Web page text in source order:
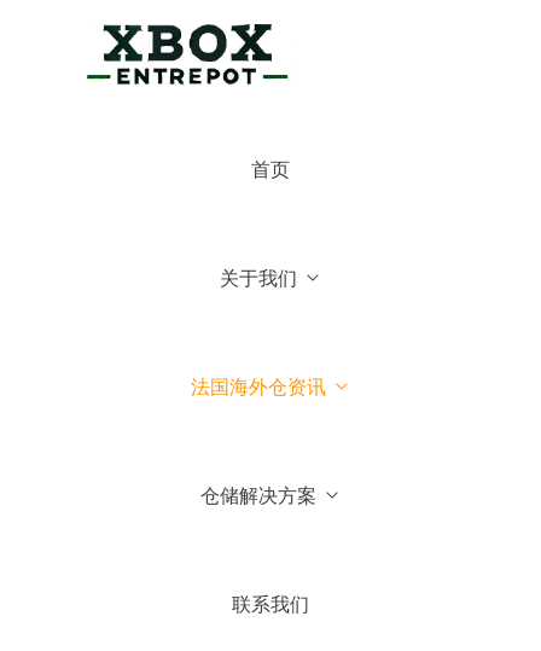
首页
关于我们
法国海外仓资讯
仓储解决方案
联系我们
3.我们可以到法国参观你们仓
4.你们国内有公司吗？